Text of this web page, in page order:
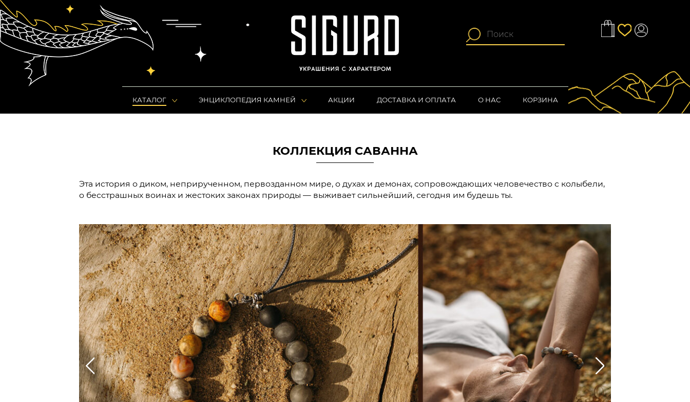
КАТАЛОГ ЭНЦИКЛОПЕДИЯ КАМНЕЙ АКЦИИ ДОСТАВКА И ОПЛАТА О НАС КОРЗИНА
КОЛЛЕКЦИЯ САВАННА
Эта история о диком, неприрученном, первозданном мире, о духах и демонах, сопровождающих человечество с колыбели,
о бесстрашных воинах и жестоких законах природы — выживает сильнейший, сегодня им будешь ты.